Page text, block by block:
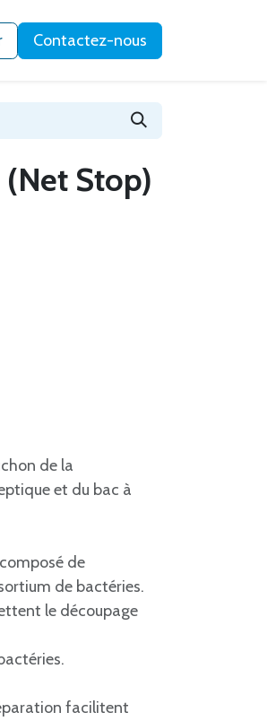
Contactez-nous
(Net Stop)
de la
et du bac à
de
de bactéries.
le découpage
facilitent